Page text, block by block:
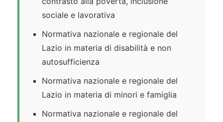
sociale e lavorativa
Normativa nazionale e regionale del
Lazio in materia di disabilità e non
autosufficienza
Normativa nazionale e regionale del
Lazio in materia di minori e famiglia
Normativa nazionale e regionale del